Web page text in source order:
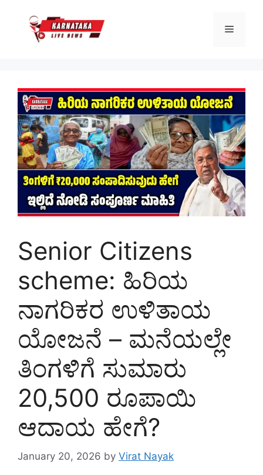
content
Menu
Senior Citizens
scheme: ಹಿರಿಯ
ನಾಗರಿಕರ ಉಳಿತಾಯ
ಯೋಜನೆ – ಮನೆಯಲ್ಲೇ
ತಿಂಗಳಿಗೆ ಸುಮಾರು
20,500 ರೂಪಾಯಿ
ಆದಾಯ ಹೇಗೆ?
January 20, 2026 by Virat Nayak